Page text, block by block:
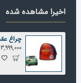
اخیرا مشاهده شده
3,999,000 تومان